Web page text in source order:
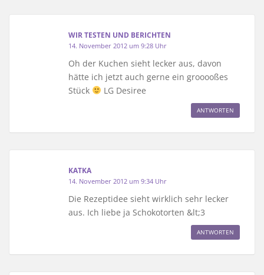
WIR TESTEN UND BERICHTEN
14. November 2012 um 9:28 Uhr
Oh der Kuchen sieht lecker aus, davon
hätte ich jetzt auch gerne ein grooooßes
Stück
LG Desiree
ANTWORTEN
KATKA
14. November 2012 um 9:34 Uhr
Die Rezeptidee sieht wirklich sehr lecker
aus. Ich liebe ja Schokotorten &lt;3
ANTWORTEN